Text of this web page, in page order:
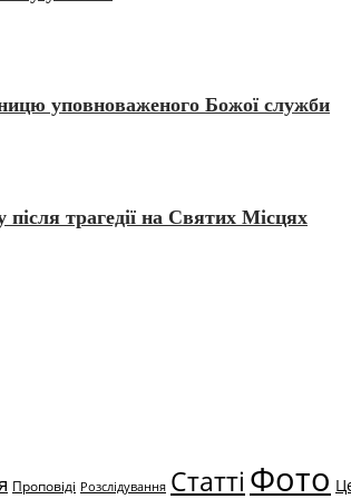
уповноваженого Божої служби
трагедії на Святих Місцях
Проповіді Розслідування Статті Фото